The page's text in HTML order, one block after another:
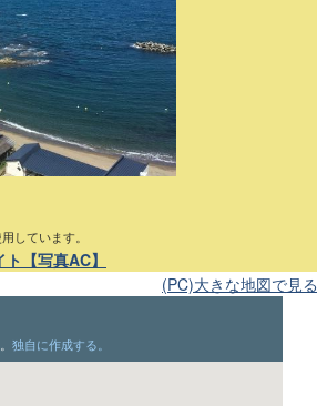
しています。
【写真AC】
(PC)大きな地図で見る